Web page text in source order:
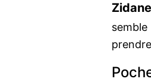
Zidane